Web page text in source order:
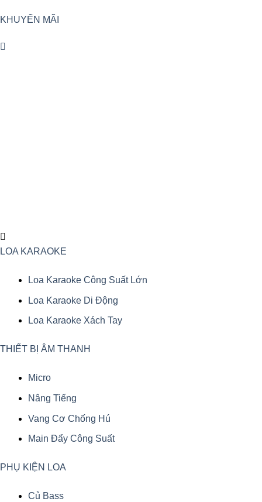
KHUYẾN MÃI
Menu
LOA KARAOKE
Loa Karaoke Công Suất Lớn
Loa Karaoke Di Động
Loa Karaoke Xách Tay
THIẾT BỊ ÂM THANH
Micro
Nâng Tiếng
Vang Cơ Chống Hú
Main Đẩy Công Suất
PHỤ KIỆN LOA
Củ Bass